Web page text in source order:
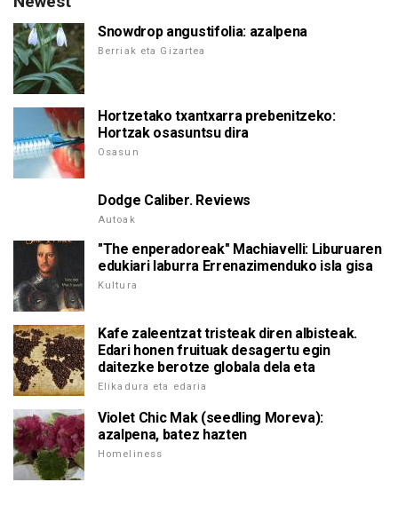
Snowdrop angustifolia: azalpena
Berriak eta Gizartea
Hortzetako txantxarra prebenitzeko:
Hortzak osasuntsu dira
Osasun
Dodge Caliber. Reviews
Autoak
"The enperadoreak" Machiavelli: Liburuaren
edukiari laburra Errenazimenduko isla gisa
Kultura
Kafe zaleentzat tristeak diren albisteak.
Edari honen fruituak desagertu egin
daitezke berotze globala dela eta
Elikadura eta edaria
Violet Chic Mak (seedling Moreva):
azalpena, batez hazten
Homeliness